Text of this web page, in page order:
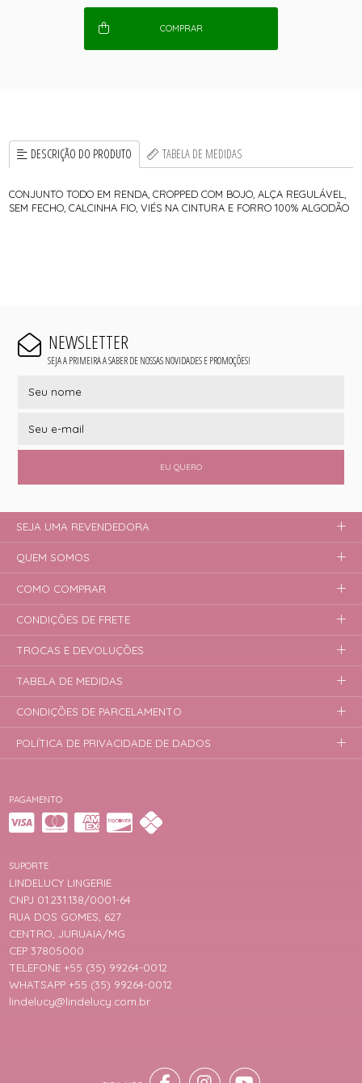
COMPRAR
DESCRIÇÃO DO PRODUTO TABELA DE MEDIDAS
CONJUNTO TODO EM RENDA, CROPPED COM BOJO, ALÇA REGULÁVEL,
SEM FECHO, CALCINHA FIO, VIÉS NA CINTURA E FORRO 100% ALGODÃO
NEWSLETTER
SEJA A PRIMEIRA A SABER DE NOSSAS NOVIDADES E PROMOÇÕES!
EU QUERO
PAGAMENTO
SUPORTE
LINDELUCY LINGERIE
CNPJ 01.231.138/0001-64
RUA DOS GOMES, 627
CENTRO, JURUAIA/MG
CEP 37805000
TELEFONE +55 (35) 99264-0012
WHATSAPP +55 (35) 99264-0012
lindelucy@lindelucy.com.br
SEJA UMA REVENDEDORA
QUEM SOMOS
COMO COMPRAR
CONDIÇÕES DE FRETE
TROCAS E DEVOLUÇÕES
TABELA DE MEDIDAS
CONDIÇÕES DE PARCELAMENTO
POLÍTICA DE PRIVACIDADE DE DADOS